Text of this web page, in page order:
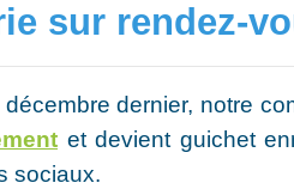
sur rendez-
dernier, notre
et devient guichet
sociaux.